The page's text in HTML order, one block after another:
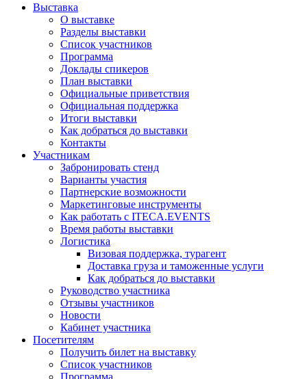
Выставка
О выставке
Разделы выставки
Список участников
Программа
Доклады спикеров
План выставки
Официальные приветствия
Официальная поддержка
Итоги выставки
Как добраться до выставки
Контакты
Участникам
Забронировать стенд
Варианты участия
Партнерские возможности
Маркетинговые инструменты
Как работать с ITECA.EVENTS
Время работы выставки
Логистика
Визовая поддержка, турагент
Доставка груза и таможенные услуги
Как добраться до выставки
Руководство участника
Отзывы участников
Новости
Кабинет участника
Посетителям
Получить билет на выставку
Список участников
Программа